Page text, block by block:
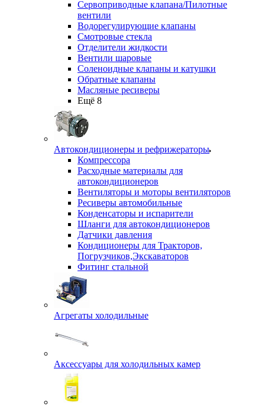
Сервоприводные клапана/Пилотные
вентили
Водорегулирующие клапаны
Смотровые стекла
Отделители жидкости
Вентили шаровые
Соленоидные клапаны и катушки
Обратные клапаны
Масляные ресиверы
Ещё 8
Автокондиционеры и рефрижераторы
Компрессора
Расходные материалы для
автокондиционеров
Вентиляторы и моторы вентиляторов
Ресиверы автомобильные
Конденсаторы и испарители
Шланги для автокондиционеров
Датчики давления
Кондиционеры для Тракторов,
Погрузчиков,Экскаваторов
Фитинг стальной
Агрегаты холодильные
Аксессуары для холодильных камер